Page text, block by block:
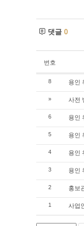
댓글 0
번호
8 용인
» 사전
6 용인
5 용인
4 용인
3 용인
2 홍보
1 사업